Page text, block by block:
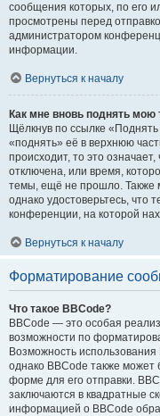
сообщения которых, по его
просмотрены перед
администратором
информации.
Вернуться к началу
Как мне вновь поднять мою
Щёлкнув по ссылке
«поднять» её в верхнюю
происходит, то это
отключена, или время,
темы, ещё не прошло. Также
однако удостоверьтесь,
конференции, на которой
Вернуться к началу
Форматирование
Что такое BBCode?
BBCode — это особая
возможности по
Возможность
однако BBCode также
форме для его отправки.
заключаются в квадратные
информацией о BBCode